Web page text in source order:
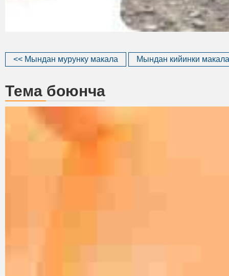
<< Мындан мурунку макала Мындан кийинки
Тема боюнча